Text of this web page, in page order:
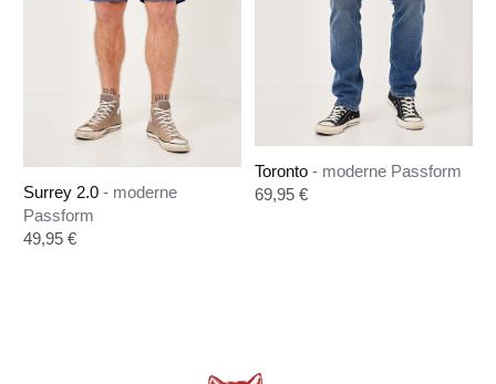
Surrey 2.0 - moderne
Passform
Regulärer Preis:
49,95 €
Toronto - moderne Passform
Regulärer Preis:
69,95 €